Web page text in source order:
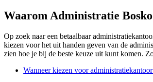
Waarom Administratie
Op zoek naar een betaalbaar
kiezen voor het uit handen geven van de
zien hoe je bij de beste keuze uit kunt komen.
Wanneer kiezen voor